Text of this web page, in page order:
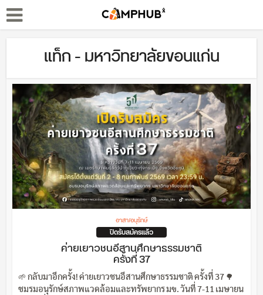
แท็ก - มหาวิทยาลัยขอนแก่น
อาสา/อนุรักษ์
ปิดรับสมัครแล้ว
ค่ายเยาวชนอีสานศึกษาธรรมชาติ
ครั้งที่ 37
🌱 กลับมาอีกครั้ง! ค่ายเยาวชนอีสานศึกษาธรรมชาติ ครั้งที่ 37 🌳
ชมรมอนุรักษ์สภาพแวดล้อมและทรัพยากร มข. วันที่ 7-11 เมษายน